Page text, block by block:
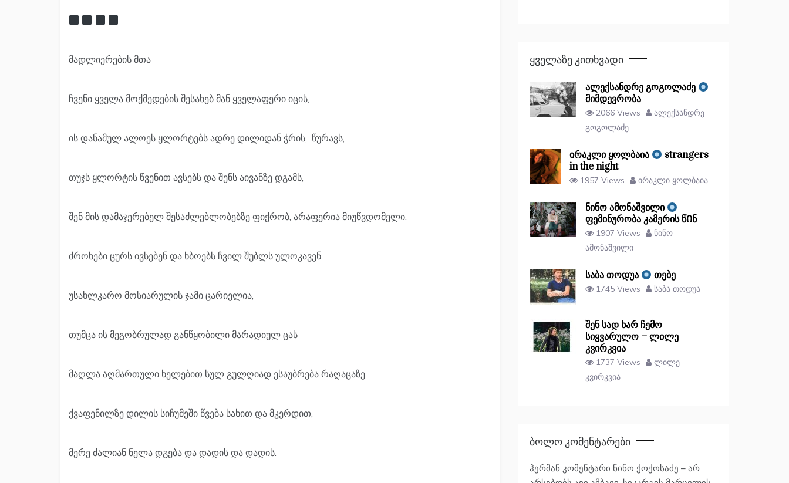
მადლიერების მთა
ჩვენი ყველა მოქმედების შესახებ მან ყველაფერი იცის,
ის დანამულ ალოეს ყლორტებს ადრე დილიდან ჭრის, წურავს,
თუჯს ყლორტის წვენით ავსებს და შენს აივანზე დგამს,
შენ მის დამაჯერებელ შესაძლებლობებზე ფიქრობ, არაფერია მიუწვდომელი.
ძროხები ცურს ივსებენ და ხბოებს ჩვილ შუბლს ულოკავენ.
უსახლკარო მოსიარულის ჯამი ცარიელია,
თუმცა ის მეგობრულად განწყობილი მარადიულ ცას
მაღლა აღმართული ხელებით სულ გულღიად ესაუბრება რაღაცაზე.
ქვაფენილზე დილის სიჩუმეში წვება სახით და მკერდით,
მერე ძალიან ნელა დგება და დადის და დადის.
Ყველაზე Კითხვადი
ალექსანდრე გოგოლაძე
მიმდევრობა
2066 Views
ალექსანდრე
გოგოლაძე
ირაკლი ყოლბაია
strangers
in the night
1957 Views ირაკლი ყოლბაია
ნინო ამონაშვილი
ფემინურობა კამერის წᲘნ
1907 Views
ნინო
ამონაშვილი
საბა თოდუა თებე
1745 Views საბა თოდუა
შენ სად ხარ ჩემო
სიყვარულო – ლილე
კვირკვია
1737 Views
ლილე
კვირკვია
Ბოლო Კომენტარები
ჰერმან კომენტარი ნინო ქოქოსაძე – არ